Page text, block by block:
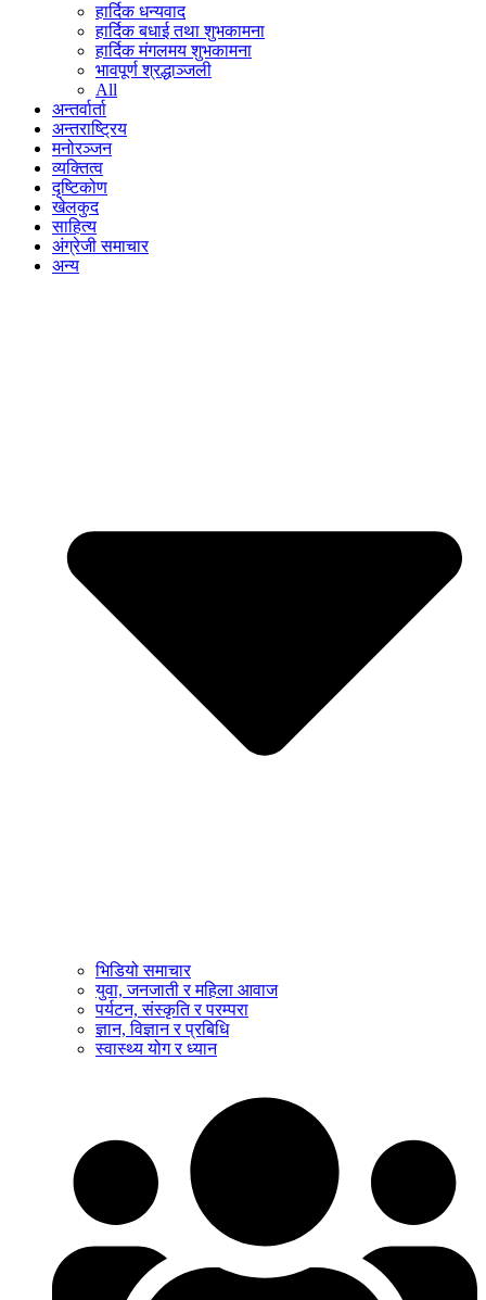
हार्दिक धन्यवाद
हार्दिक बधाई तथा शुभकामना
हार्दिक मंगलमय शुभकामना
भावपूर्ण श्रद्धाञ्जली
All
अन्तर्वार्ता
अन्तराष्ट्रिय
मनोरञ्जन
व्यक्तित्व
दृष्टिकोण
खेलकुद
साहित्य
अंग्रेजी समाचार
अन्य
भिडियो समाचार
युवा, जनजाती र महिला आवाज
पर्यटन, संस्कृति र परम्परा
ज्ञान, विज्ञान र प्रबिधि
स्वास्थ्य योग र ध्यान